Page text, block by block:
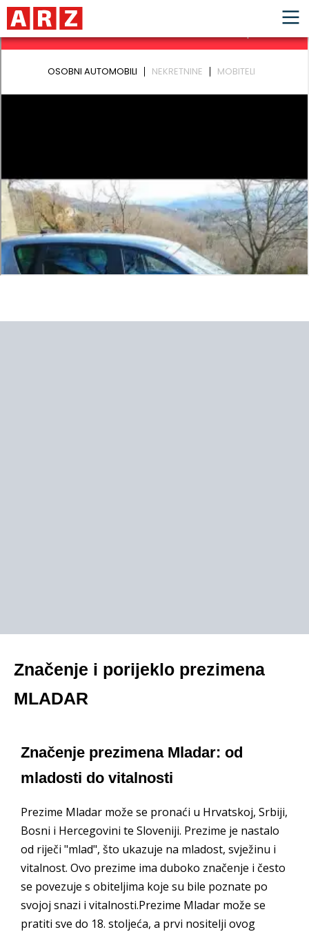
Značenje i porijeklo prezimena
MLADAR
Značenje prezimena Mladar: od
mladosti do vitalnosti
Prezime Mladar može se pronaći u Hrvatskoj, Srbiji,
Bosni i Hercegovini te Sloveniji. Prezime je nastalo
od riječi "mlad", što ukazuje na mladost, svježinu i
vitalnost. Ovo prezime ima duboko značenje i često
se povezuje s obiteljima koje su bile poznate po
svojoj snazi i vitalnosti.Prezime Mladar može se
pratiti sve do 18. stoljeća, a prvi nositelji ovog